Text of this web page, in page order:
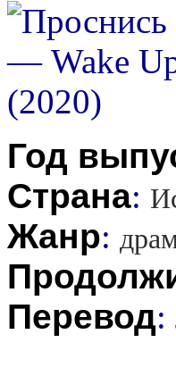
Год
Страна:
Жанр:
Перевод: